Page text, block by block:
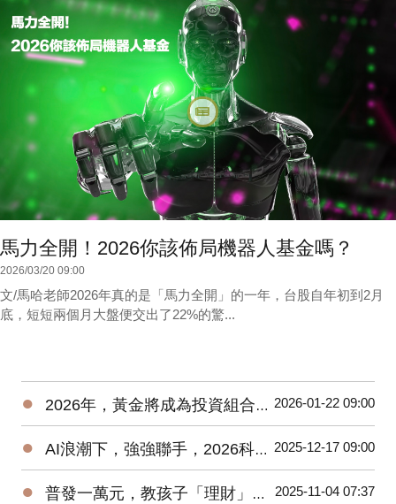
馬力全開！2026你該佈局機器人基金嗎？
2026/03/20 09:00
文/馬哈老師2026年真的是「馬力全開」的一年，台股自年初到2月
底，短短兩個月大盤便交出了22%的驚...
● 2026年，黃金將成為投資組合的核心資產之一？ 2026-01-22 09:00
● AI浪潮下，強強聯手，2026科技基金請抱緊，抱好？！ 2025-12-17 09:00
● 普發一萬元，教孩子「理財」與「詐騙」最佳時刻 2025-11-04 07:37